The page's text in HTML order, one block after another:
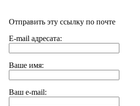
Отправить эту ссылку по почте
E-mail адресата:
Ваше имя:
Ваш e-mail: